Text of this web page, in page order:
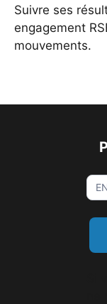
Suivre ses
engagement
mouvements.
Up
For